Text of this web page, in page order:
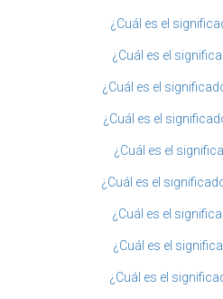
¿Cuál es el
¿Cuál es el
¿Cuál es el
¿Cuál es el
¿Cuál es el
¿Cuál es el
¿Cuál es el
¿Cuál es el
¿Cuál es el